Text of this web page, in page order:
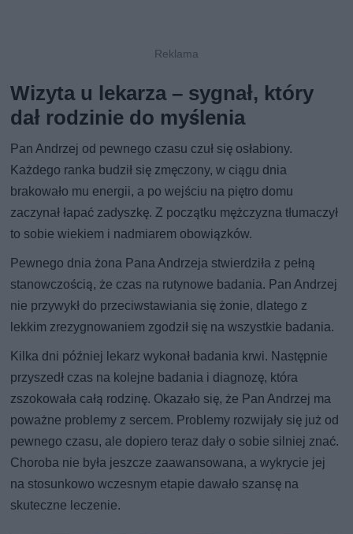
Wizyta u lekarza – sygnał, który
dał rodzinie do myślenia
Pan Andrzej od pewnego czasu czuł się osłabiony.
Każdego ranka budził się zmęczony, w ciągu dnia
brakowało mu energii, a po wejściu na piętro domu
zaczynał łapać zadyszkę. Z początku mężczyzna tłumaczył
to sobie wiekiem i nadmiarem obowiązków.
Pewnego dnia żona Pana Andrzeja stwierdziła z pełną
stanowczością, że czas na rutynowe badania. Pan Andrzej
nie przywykł do przeciwstawiania się żonie, dlatego z
lekkim zrezygnowaniem zgodził się na wszystkie badania.
Kilka dni później lekarz wykonał badania krwi. Następnie
przyszedł czas na kolejne badania i diagnozę, która
zszokowała całą rodzinę. Okazało się, że Pan Andrzej ma
poważne problemy z sercem. Problemy rozwijały się już od
pewnego czasu, ale dopiero teraz dały o sobie silniej znać.
Choroba nie była jeszcze zaawansowana, a wykrycie jej
na stosunkowo wczesnym etapie dawało szansę na
skuteczne leczenie.